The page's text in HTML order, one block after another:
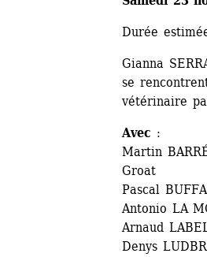
Durée
Gianna
se
vétérinaire
Avec :
Martin
Groat
Pascal
Antonio LA
Arnaud
Denys